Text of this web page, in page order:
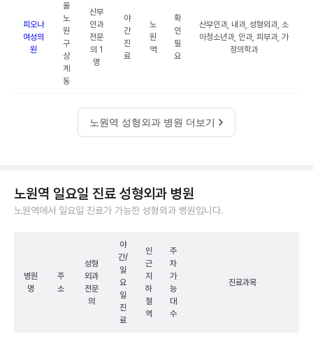
피오나
여성의
원
울
노
원
구
상
계
동
산부
인과
전문
의 1
명
야
간
진
료
노
원
역
확
인
필
요
산부인과, 내과, 성형외과, 소
아청소년과, 안과, 피부과, 가
정의학과
노원역 성형외과 병원 더보기
노원역 일요일 진료 성형외과 병원
노원역에서 일요일 진료가 가능한 성형외과 병원입니다.
병원
명
주
소
성형
외과
전문
의
야
간/
일
요
일
진
료
인
근
지
하
철
역
주
차
가
능
대
수
진료과목